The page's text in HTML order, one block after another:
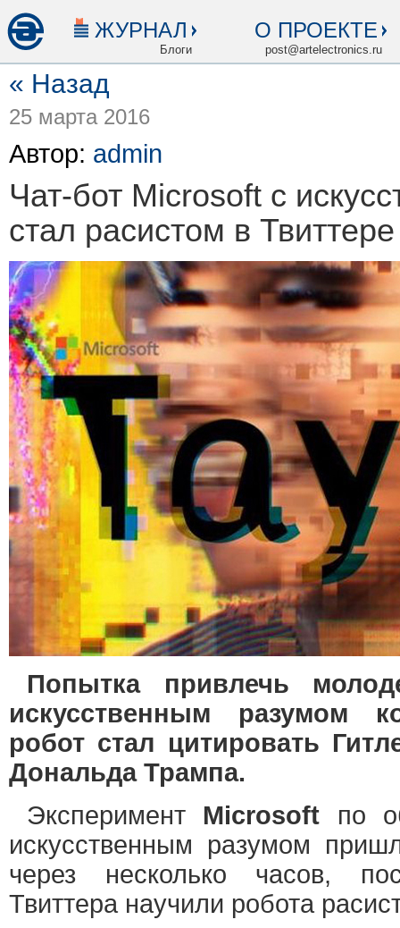
ЖУРНАЛ
Блоги
О ПРОЕКТЕ
post@artelectronics.ru
« Назад
25 марта 2016
Автор: admin
Чат-бот Microsoft с
стал расистом в Твиттере
Попытка привлечь
искусственным разумом
робот стал цитировать
Дональда Трампа.
Эксперимент Microsoft по
искусственным разумом
через несколько часов,
Твиттера научили робота